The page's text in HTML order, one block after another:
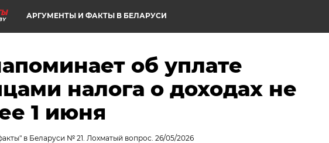
АРГУМЕНТЫ И ФАКТЫ В БЕЛАРУСИ
об уплате
налога о доходах не
1 июня
в Беларуси № 21. Лохматый вопрос. 26/05/2026